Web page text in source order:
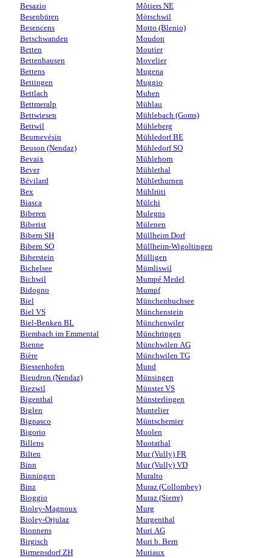
Besazio
Besenbüren
Besencens
Betschwanden
Betten
Bettenhausen
Bettens
Bettingen
Bettlach
Bettmeralp
Bettwiesen
Bettwil
Beurnevésin
Beuson (Nendaz)
Bevaix
Bever
Bévilard
Bex
Biasca
Biberen
Biberist
Bibern SH
Bibern SO
Biberstein
Bichelsee
Bichwil
Bidogno
Biel
Biel VS
Biel-Benken BL
Biembach im Emmental
Bienne
Bière
Biessenhofen
Bieudron (Nendaz)
Biezwil
Bigenthal
Biglen
Bignasco
Bigorio
Billens
Bilten
Binn
Binningen
Binz
Bioggio
Bioley-Magnoux
Bioley-Orjulaz
Bionnens
Birgisch
Birmensdorf ZH
Môtiers NE
Mötschwil
Motto (Blenio)
Moudon
Moutier
Movelier
Mugena
Muggio
Muhen
Mühlau
Mühlebach (Goms)
Mühleberg
Mühledorf BE
Mühledorf SO
Mühlehorn
Mühlethal
Mühlethurnen
Mühlrüti
Mülchi
Mulegns
Mülenen
Müllheim Dorf
Müllheim-Wigoltingen
Mülligen
Mümliswil
Mumpé Medel
Mumpf
Münchenbuchsee
Münchenstein
Münchenwiler
Münchringen
Münchwilen AG
Münchwilen TG
Mund
Münsingen
Münster VS
Münsterlingen
Muntelier
Müntschemier
Muolen
Muotathal
Mur (Vully) FR
Mur (Vully) VD
Muralto
Muraz (Collombey)
Muraz (Sierre)
Murg
Murgenthal
Muri AG
Muri b. Bern
Muriaux